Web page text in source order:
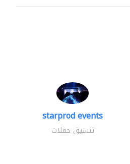
starprod events
تنسيق حفلات